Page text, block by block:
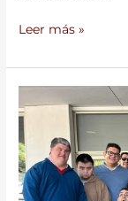
Leer más »
a
la
Asociación
Niños
con